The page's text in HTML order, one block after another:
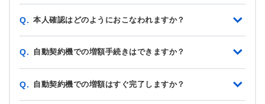
Q. 本人確認はどのようにおこなわれますか？
Q. 自動契約機での増額手続きはできますか？
Q. 自動契約機での増額はすぐ完了しますか？